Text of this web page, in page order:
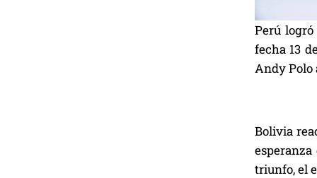
Perú
fecha 13
Andy Polo
Bolivia
triunfo, el